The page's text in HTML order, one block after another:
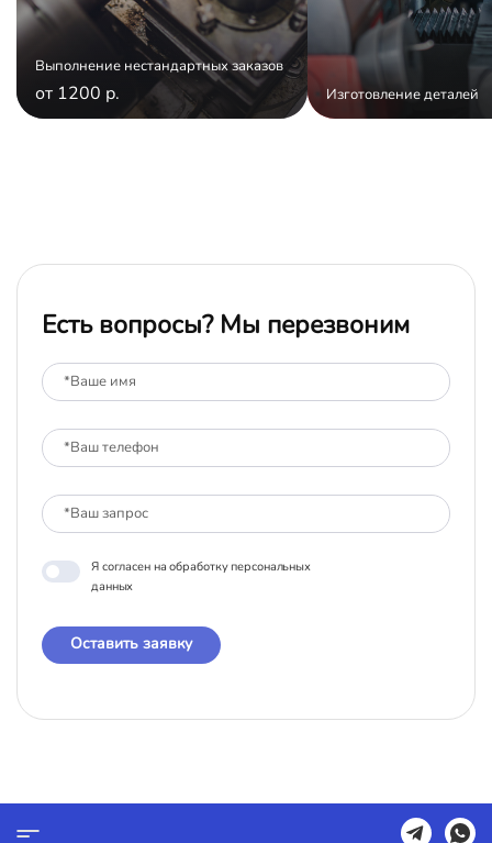
Выполнение нестандартных заказов
от 1200 р. Изготовление деталей
Есть вопросы? Мы перезвоним
Я согласен на обработку персональных
данных
Оставить заявку